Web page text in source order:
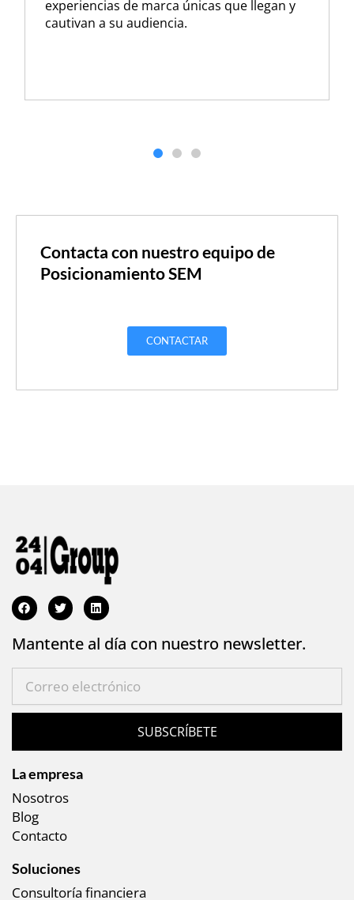
que llegan y
redacción y el diseño.
Contacta con nuestro equipo de
Posicionamiento SEM
CONTACTAR
Mantente al día con nuestro newsletter.
SUBSCRÍBETE
La empresa
Nosotros
Blog
Contacto
Soluciones
Consultoría financiera